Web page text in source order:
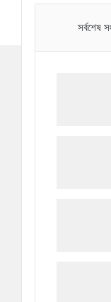
সর্বশেষ